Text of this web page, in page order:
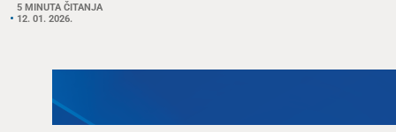
5 MINUTA ČITANJA
12. 01. 2026.